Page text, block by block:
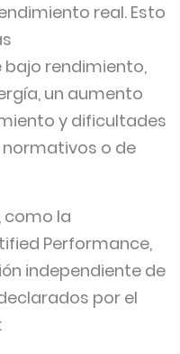
real. Esto
rendimiento,
un aumento
y dificultades
o de
como la
Performance,
independiente de
por el